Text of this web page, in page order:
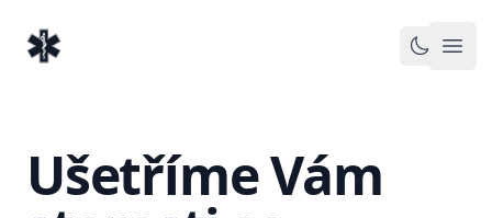
EventMedic.cz
Toggle
Ušetříme Vám